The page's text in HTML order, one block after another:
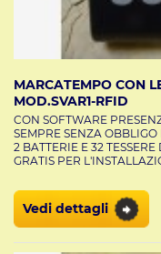
MARCATEMPO CON
MOD.SVAR1-RFID
CON SOFTWARE
SEMPRE SENZA
2 BATTERIE E 32
GRATIS PER
Vedi dettagli